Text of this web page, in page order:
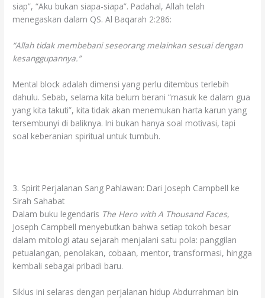
siap”, “Aku bukan siapa-siapa”. Padahal, Allah telah
menegaskan dalam QS. Al Baqarah 2:286:
“Allah tidak membebani seseorang melainkan sesuai dengan
kesanggupannya.”
Mental block adalah dimensi yang perlu ditembus terlebih
dahulu. Sebab, selama kita belum berani “masuk ke dalam gua
yang kita takuti”, kita tidak akan menemukan harta karun yang
tersembunyi di baliknya. Ini bukan hanya soal motivasi, tapi
soal keberanian spiritual untuk tumbuh.
3. Spirit Perjalanan Sang Pahlawan: Dari Joseph Campbell ke
Sirah Sahabat
Dalam buku legendaris The Hero with A Thousand Faces,
Joseph Campbell menyebutkan bahwa setiap tokoh besar
dalam mitologi atau sejarah menjalani satu pola: panggilan
petualangan, penolakan, cobaan, mentor, transformasi, hingga
kembali sebagai pribadi baru.
Siklus ini selaras dengan perjalanan hidup Abdurrahman bin